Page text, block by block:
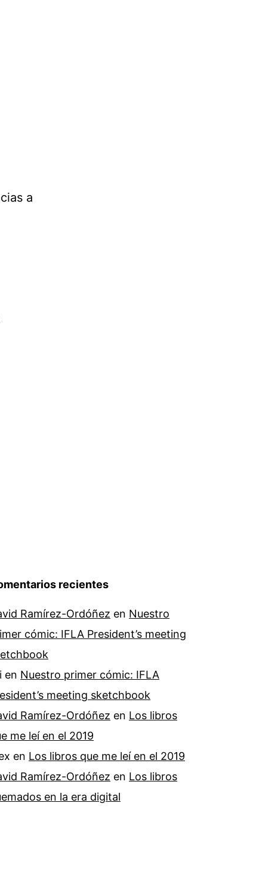
a
recientes
Ramírez-Ordóñez en Nuestro
cómic: IFLA President’s meeting
en Nuestro primer cómic: IFLA
meeting sketchbook
Ramírez-Ordóñez en Los libros
me leí en el 2019
en Los libros que me leí en el 2019
Ramírez-Ordóñez en Los libros
en la era digital